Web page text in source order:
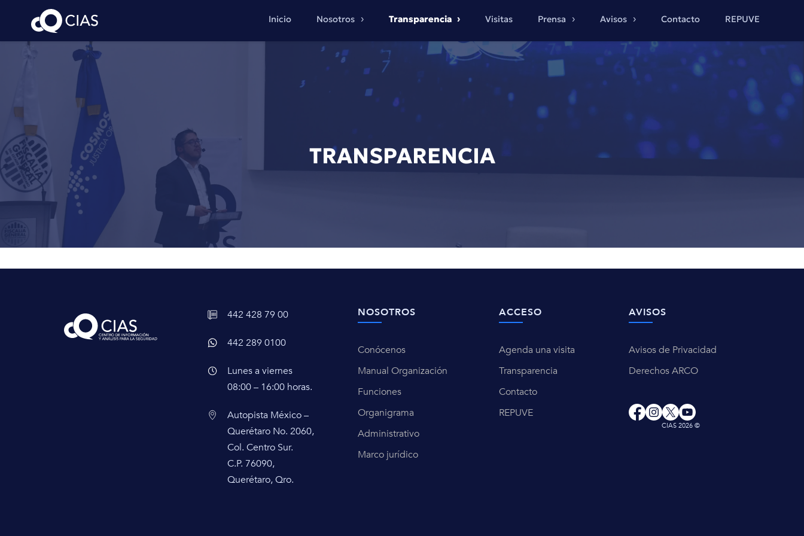
Inicio Nosotros Transparencia Visitas Prensa Avisos Contacto REPUVE
TRANSPARENCIA
442 428 79 00
442 289 0100
Lunes a viernes
08:00 – 16:00 horas.
Autopista México –
Querétaro No. 2060,
Col. Centro Sur.
C.P. 76090,
Querétaro, Qro.
NOSOTROS
Conócenos
Manual Organización
Funciones
Organigrama
Administrativo
Marco jurídico
ACCESO
Agenda una visita
Transparencia
Contacto
REPUVE
AVISOS
Avisos de Privacidad
Derechos ARCO
CIAS 2026 ©